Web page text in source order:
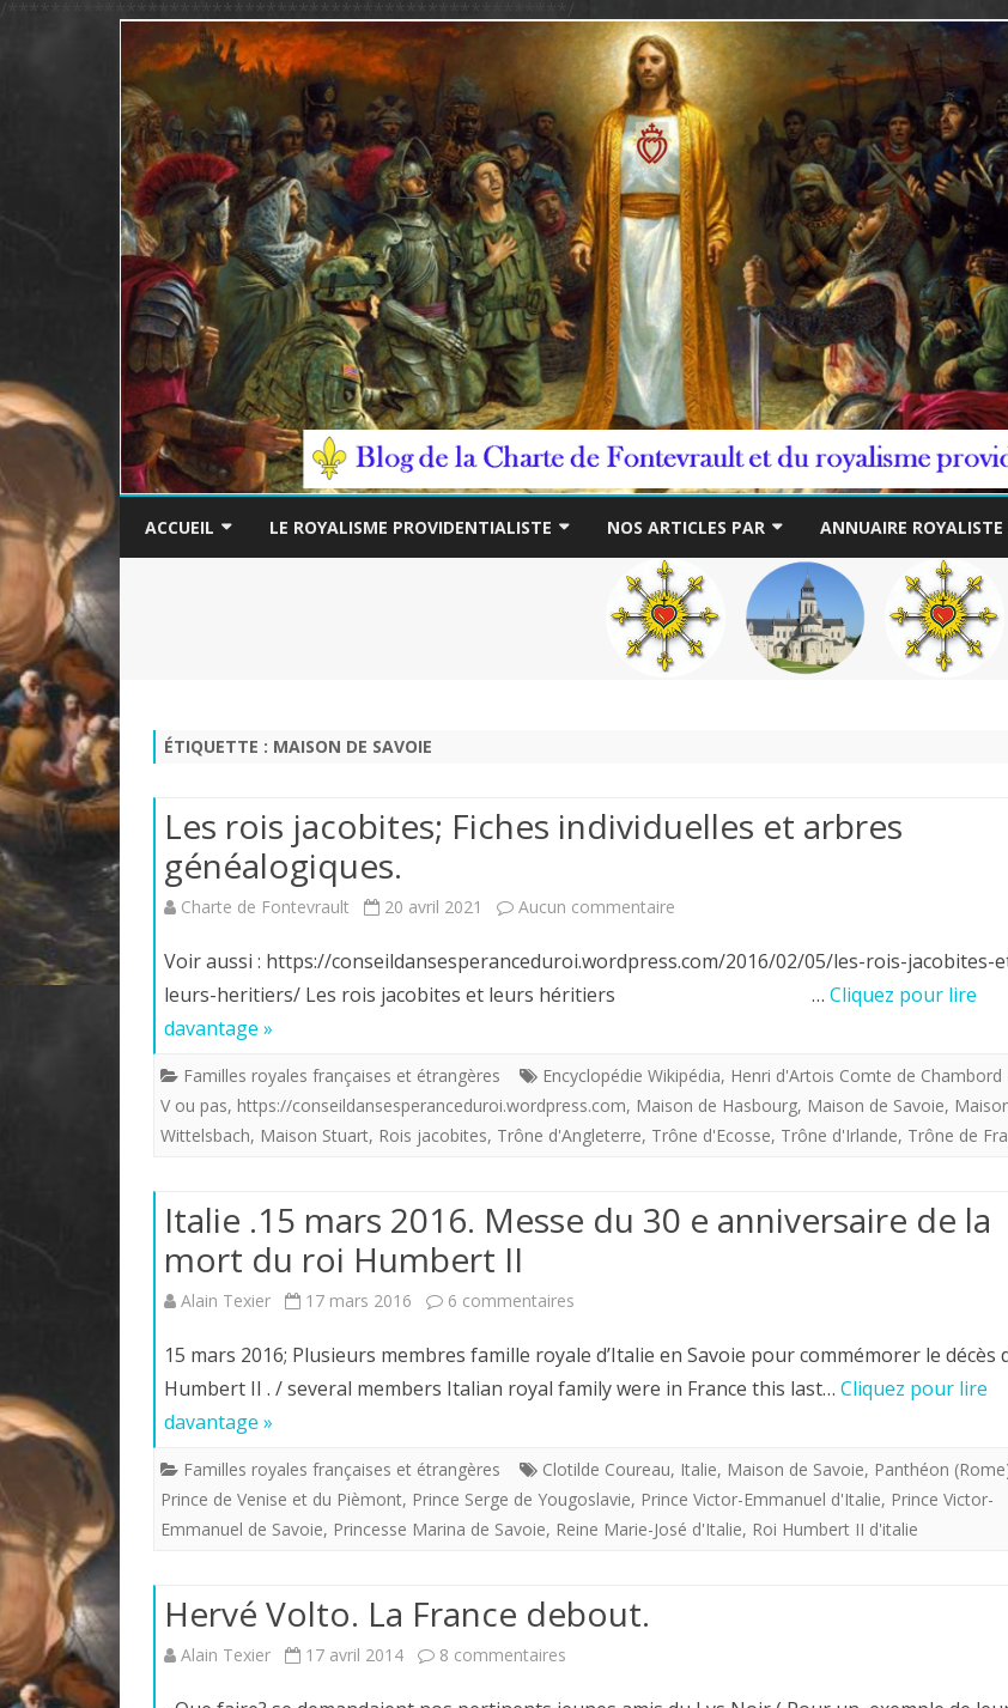
/****************************************************/
to
ACCUEIL LE ROYALISME PROVIDENTIALISTE NOS ARTICLES PAR
THÉME
AUTEUR
ANNUAIRE
ÉTIQUETTE : MAISON DE SAVOIE
Les rois jacobites; Fiches individuelles et arbres
généalogiques.
Charte de Fontevrault 20 avril 2021 Aucun commentaire
Fiches
individuelles
généalogiques.
Voir aussi : https://conseildansesperanceduroi.wordpress.com/2016/02/05/les-rois-jacobites-
leurs-heritiers/ Les rois jacobites et leurs héritiers … Cliquez pour lire
davantage »
Familles royales françaises et étrangères Encyclopédie Wikipédia, Henri d'Artois Comte de Chambord
V ou pas, https://conseildansesperanceduroi.wordpress.com, Maison de Hasbourg, Maison de Savoie,
Wittelsbach, Maison Stuart, Rois jacobites, Trône d'Angleterre, Trône d'Ecosse, Trône d'Irlande, Trône de
Italie .15 mars 2016. Messe du 30 e anniversaire de la
mort du roi Humbert II
Alain Texier 17 mars 2016 6 commentaires
.15
2016.
Messe
e
15 mars 2016; Plusieurs membres famille royale d’Italie en Savoie pour commémorer le décès
Humbert II . / several members Italian royal family were in France this last… Cliquez pour lire
davantage »
Familles royales françaises et étrangères Clotilde Coureau, Italie, Maison de Savoie, Panthéon
Prince de Venise et du Pièmont, Prince Serge de Yougoslavie, Prince Victor-Emmanuel d'Italie, Prince Victor-
Emmanuel de Savoie, Princesse Marina de Savoie, Reine Marie-José d'Italie, Roi Humbert II d'italie
Hervé Volto. La France debout.
Alain Texier 17 avril 2014 8 commentaires